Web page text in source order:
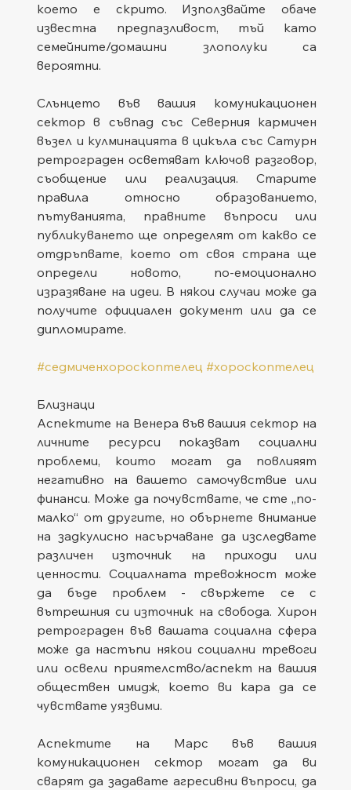
което е скрито. Използвайте обаче
известна предпазливост, тъй като
семейните/домашни злополуки са
вероятни.
Слънцето във вашия комуникационен
сектор в съвпад със Северния кармичен
възел и кулминацията в цикъла със Сатурн
ретрограден осветяват ключов разговор,
съобщение или реализация. Старите
правила относно образованието,
пътуванията, правните въпроси или
публикуването ще определят от какво се
отдръпвате, което от своя страна ще
определи новото, по-емоционално
изразяване на идеи. В някои случаи може да
получите официален документ или да се
дипломирате.
#седмиченхороскоптелец #хороскоптелец
Близнаци
Аспектите на Венера във вашия сектор на
личните ресурси показват социални
проблеми, които могат да повлияят
негативно на вашето самочувствие или
финанси. Може да почувствате, че сте „по-
малко“ от другите, но обърнете внимание
на задкулисно насърчаване да изследвате
различен източник на приходи или
ценности. Социалната тревожност може
да бъде проблем - свържете се с
вътрешния си източник на свобода. Хирон
ретрограден във вашата социална сфера
може да настъпи някои социални тревоги
или освели приятелство/аспект на вашия
обществен имидж, което ви кара да се
чувствате уязвими.
Аспектите на Марс във вашия
комуникационен сектор могат да ви
сварят да задавате агресивни въпроси, да